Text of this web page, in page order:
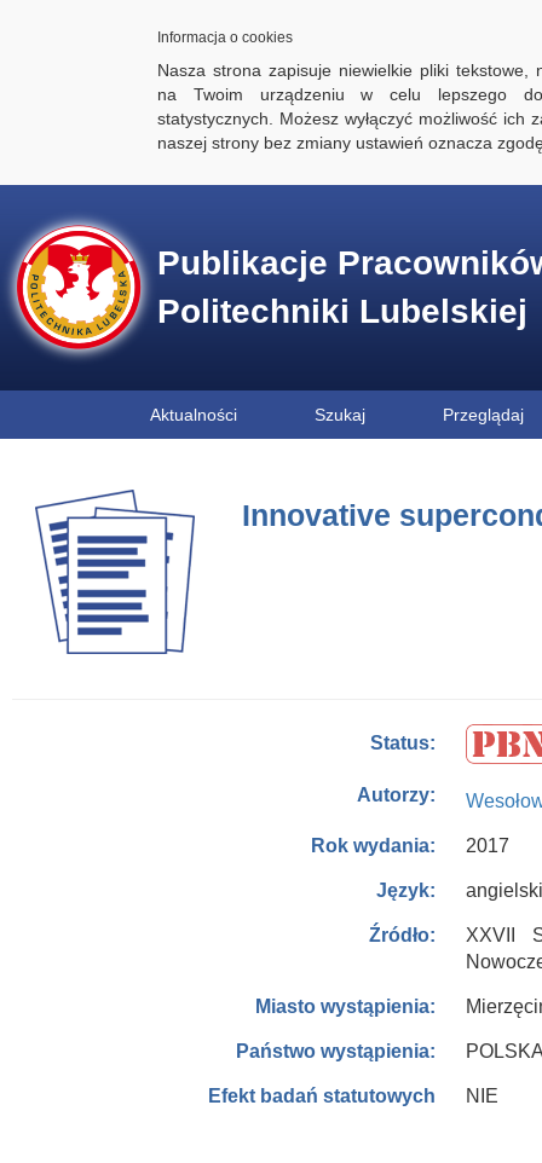
Informacja o cookies
Nasza strona zapisuje niewielkie pliki tekstowe,
na Twoim urządzeniu w celu lepszego
statystycznych. Możesz wyłączyć możliwość ich
naszej strony bez zmiany ustawień oznacza
Publikacje
Politechniki Lubelskiej
Aktualności Szukaj Przeglądaj
Innovative
Status:
Autorzy:
Rok wydania: 2017
Język: angielski
Źródło:
XXVII
Miasto wystąpienia:
Państwo wystąpienia:
Efekt badań statutowych NIE